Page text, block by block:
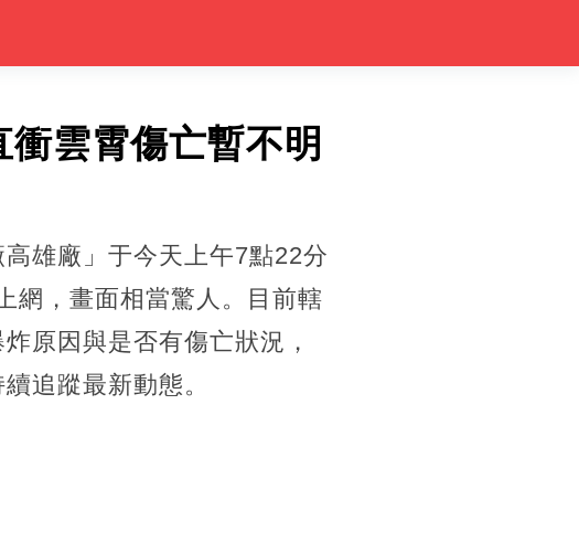
雲霄傷亡暫不明
雄廠」于今天上午7點22分
網，畫面相當驚人。目前轄
原因與是否有傷亡狀況，
追蹤最新動態。